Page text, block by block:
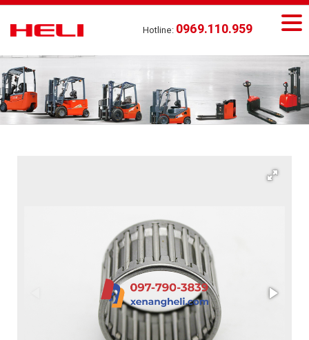
Hotline: 0969.110.959